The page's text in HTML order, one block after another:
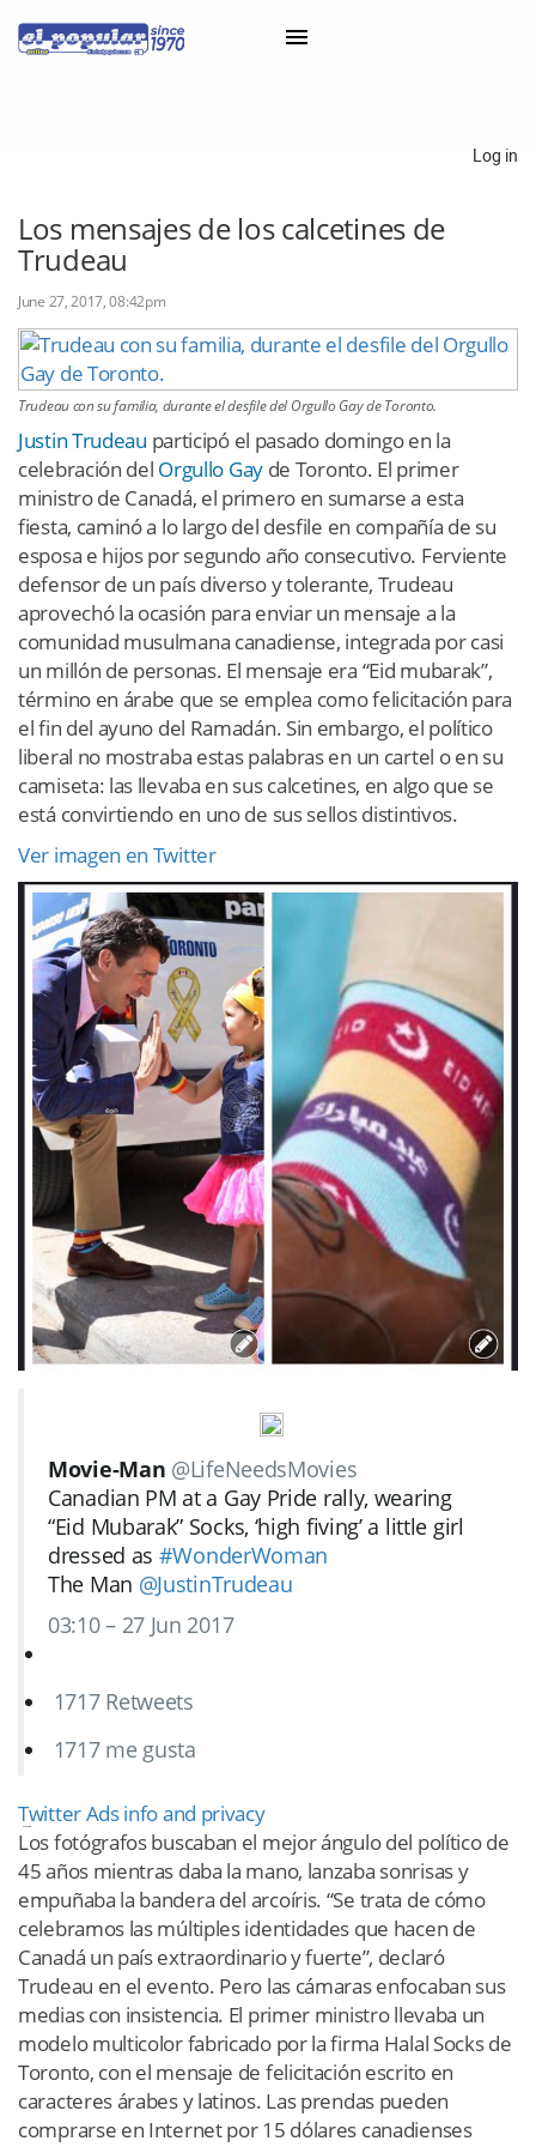
Classifieds
Categorías
Iniciar sesión con Clascal
×
Log in
Los mensajes de los calcetines de
Trudeau
June 27, 2017, 08:42pm
Trudeau con su familia, durante el desfile del Orgullo Gay de Toronto.
Justin Trudeau participó el pasado domingo en la
celebración del Orgullo Gayde Toronto. El primer
ministro de Canadá, el primero en sumarse a esta
fiesta, caminó a lo largo del desfile en compañía de su
esposa e hijos por segundo año consecutivo. Ferviente
defensor de un país diverso y tolerante, Trudeau
aprovechó la ocasión para enviar un mensaje a la
comunidad musulmana canadiense, integrada por casi
un millón de personas. El mensaje era “Eid mubarak”,
término en árabe que se emplea como felicitación para
el fin del ayuno del Ramadán. Sin embargo, el político
liberal no mostraba estas palabras en un cartel o en su
camiseta: las llevaba en sus calcetines, en algo que se
está convirtiendo en uno de sus sellos distintivos.
Ver imagen en Twitter
Movie-Man @LifeNeedsMovies
Canadian PM at a Gay Pride rally, wearing
“Eid Mubarak” Socks, ‘high fiving’ a little girl
dressed as #WonderWoman
The Man @JustinTrudeau
03:10 – 27 Jun 2017
1717 Retweets
1717 me gusta
Twitter Ads info and privacy
Los fotógrafos buscaban el mejor ángulo del político de
45 años mientras daba la mano, lanzaba sonrisas y
empuñaba la bandera del arcoíris. “Se trata de cómo
celebramos las múltiples identidades que hacen de
Canadá un país extraordinario y fuerte”, declaró
Trudeau en el evento. Pero las cámaras enfocaban sus
medias con insistencia. El primer ministro llevaba un
modelo multicolor fabricado por la firma Halal Socks de
Toronto, con el mensaje de felicitación escrito en
caracteres árabes y latinos. Las prendas pueden
comprarse en Internet por 15 dólares canadienses